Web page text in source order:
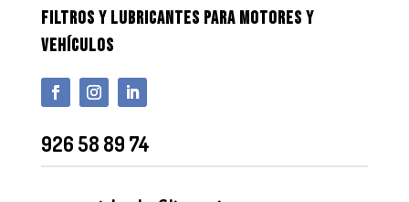
FILTROS Y LUBRICANTES PARA MOTORES Y
VEHÍCULOS
926 58 89 74